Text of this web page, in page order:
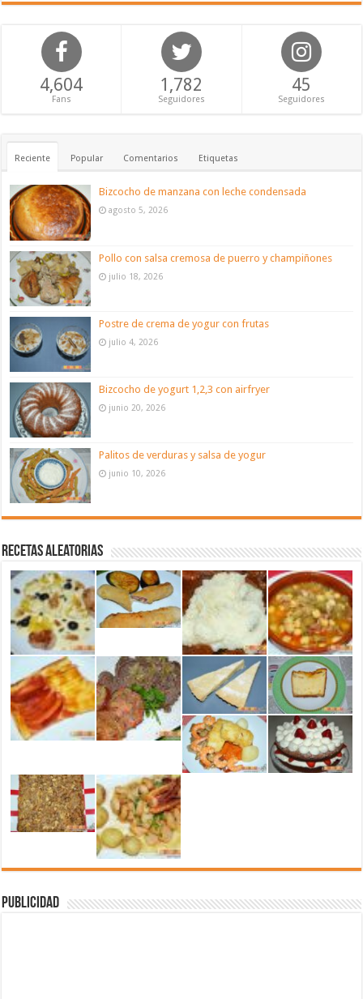
4,604
Fans
1,782
Seguidores
45
Seguidores
Reciente Popular Comentarios Etiquetas
Bizcocho de manzana con leche condensada
agosto 5, 2026
Pollo con salsa cremosa de puerro y champiñones
julio 18, 2026
Postre de crema de yogur con frutas
julio 4, 2026
Bizcocho de yogurt 1,2,3 con airfryer
junio 20, 2026
Palitos de verduras y salsa de yogur
junio 10, 2026
Recetas aleatorias
Publicidad